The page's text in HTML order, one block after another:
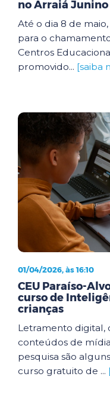
no Arraiá
Até o dia 8 de
para o
Centros
promovido... [saiba
01/04/2026, às 16:10
CEU Paraíso-
curso de
crianças
Letramento digital,
conteúdos de
pesquisa são
curso gratuito de ...